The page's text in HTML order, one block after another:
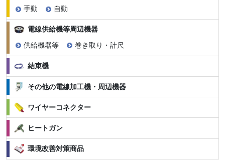
手動 自動
電線供給機等周辺機器
供給機器等 巻き取り・計尺
結束機
その他の電線加工機・周辺機器
ワイヤーコネクター
ヒートガン
環境改善対策商品